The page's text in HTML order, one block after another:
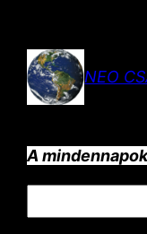
tartalomhozNEO
A